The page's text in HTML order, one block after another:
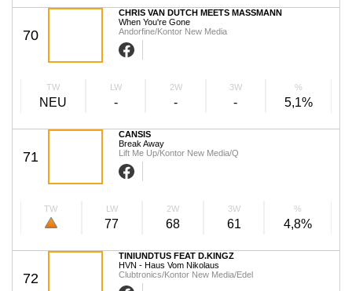
70
CHRIS VAN DUTCH MEETS MASSMANN
When You're Gone
Andorfine/Kontor New Media
TW
NEU
LW
-
2W
-
3W
-
%
5,1%
71
CANSIS
Break Away
Lift Me Up/Kontor New Media/Q
TW LW
77
2W
68
3W
61
%
4,8%
72
TINIUNDTUS FEAT D.KINGZ
HVN - Haus Vom Nikolaus
Clubtronics/Kontor New Media/Edel